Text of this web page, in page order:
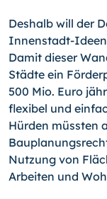
Deshalb will der
Innenstadt-Ideen
Damit dieser
Städte ein
500 Mio. Euro
flexibel und
Hürden müssten
Nutzung von
Arbeiten und